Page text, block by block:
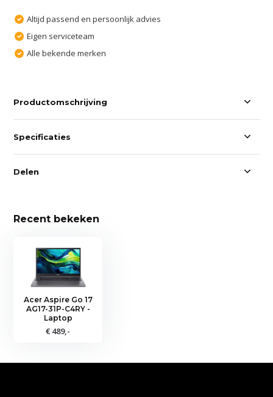
Altijd passend en persoonlijk advies
Eigen serviceteam
Alle bekende merken
Productomschrijving
Specificaties
Delen
Recent bekeken
Acer Aspire Go 17
AG17-31P-C4RY -
Laptop
€ 489,-